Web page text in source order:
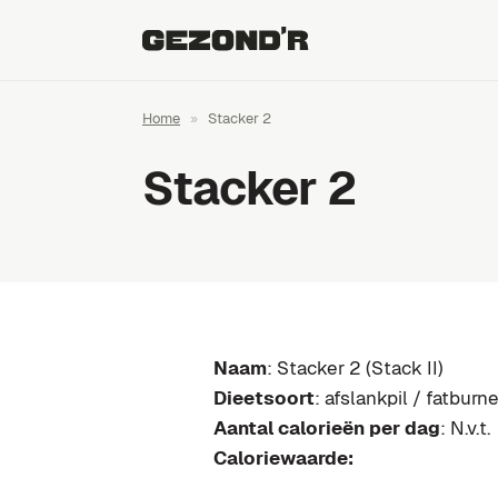
Home » Stacker 2
Stacker 2
Naam: Stacker 2 (Stack II)
Dieetsoort: afslankpil /
Aantal calorieën per dag: N.v.t.
Caloriewaarde: